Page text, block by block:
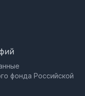
фонда Российской